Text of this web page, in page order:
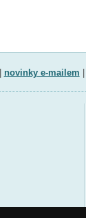
novinky e-mailem